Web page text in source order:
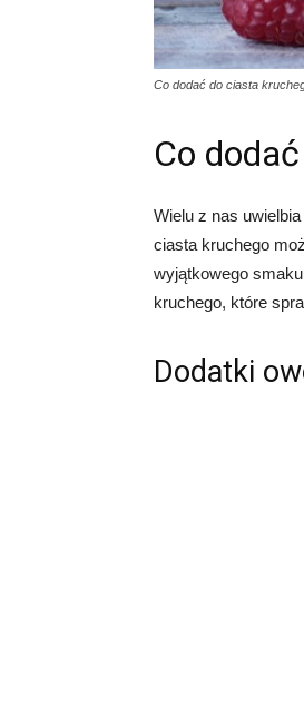
Co dodać do ciasta
Co
Wielu z nas
ciasta kruchego
wyjątkowego
kruchego, które
Dodatki